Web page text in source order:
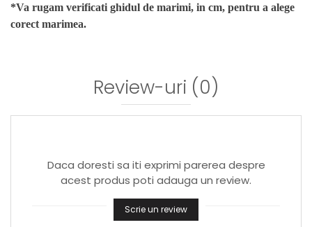
*Va rugam verificati ghidul de marimi, in cm, pentru a alege
corect marimea.
Review-uri (0)
Daca doresti sa iti exprimi parerea despre
acest produs poti adauga un review.
Scrie un review